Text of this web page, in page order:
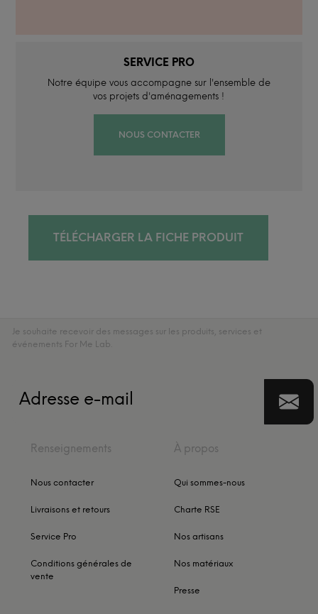
SERVICE PRO
Notre équipe vous accompagne sur l'ensemble de
vos projets d'aménagements !
NOUS CONTACTER
TÉLÉCHARGER LA FICHE PRODUIT
Je souhaite recevoir des messages sur les produits, services et
événements For Me Lab.
Renseignements
Nous contacter
Livraisons et retours
Service Pro
Conditions générales de
vente
À propos
Qui sommes-nous
Charte RSE
Nos artisans
Nos matériaux
Presse